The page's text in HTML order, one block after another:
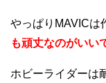
やっぱりMAVICは
も頑丈なのがいい
ホビーライダーは